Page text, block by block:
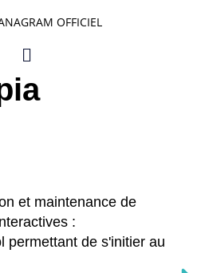
et maintenance de
:
permettant de s'initier au